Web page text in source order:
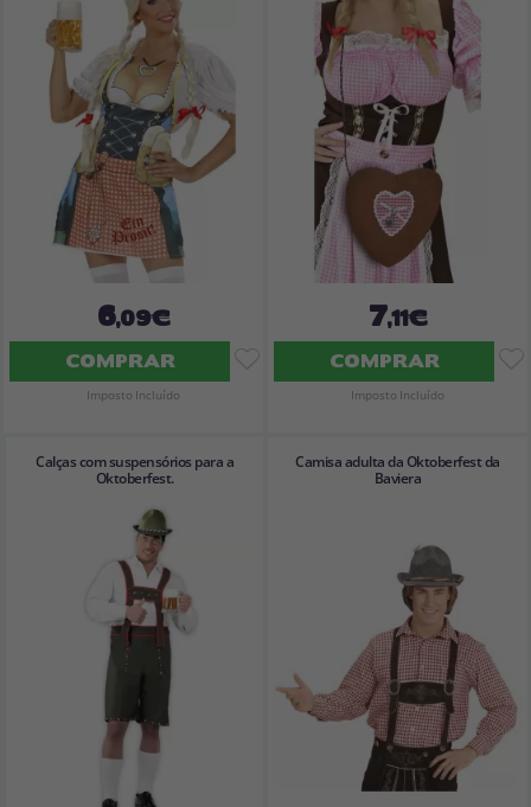
Vá em frente! Estávamos esperando por você.
CRIAR CONTA
6,09€
COMPRAR
Imposto Incluído
7,11€
COMPRAR
Imposto Incluído
Calças com suspensórios para a
Oktoberfest.
Camisa adulta da Oktoberfest da
Baviera